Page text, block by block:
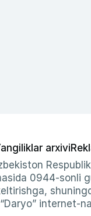
arxivi
0944-sonli
internet-